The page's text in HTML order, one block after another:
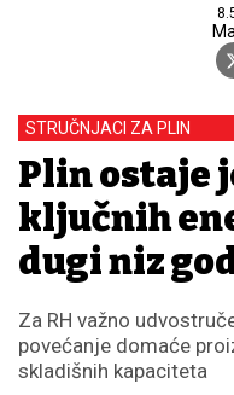
STRUČNJACI ZA PLIN
Plin ostaje
ključnih
dugi niz
Za RH važno
povećanje domaće
skladišnih kapaciteta